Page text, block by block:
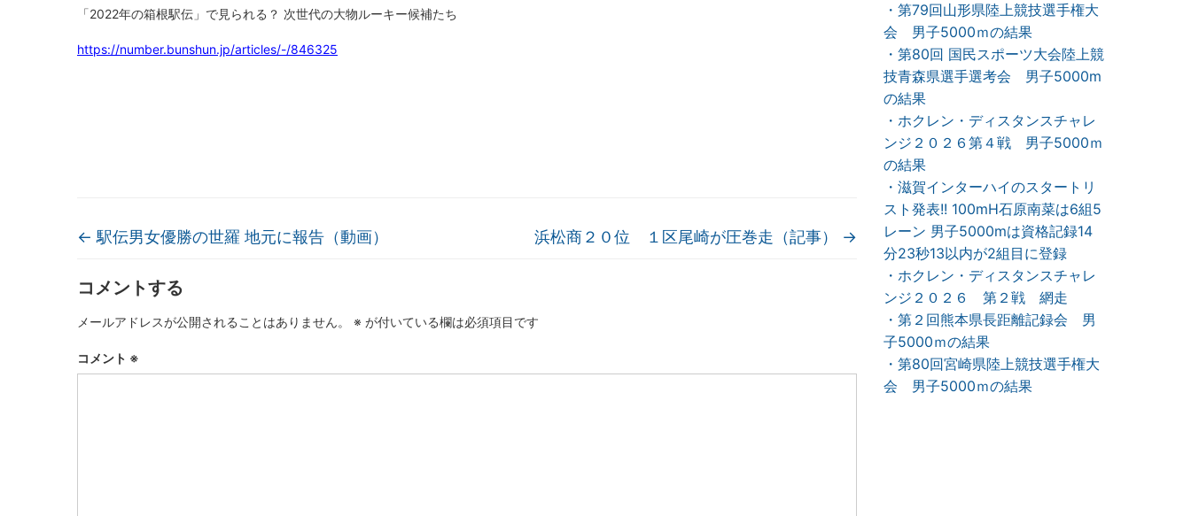
「2022年の箱根駅伝」で見られる？ 次世代の大物ルーキー候補たち
https://number.bunshun.jp/articles/-/846325
← 駅伝男女優勝の世羅 地元に報告（動画） 浜松商２０位 １区尾崎が圧巻走（記事） →
コメントする
メールアドレスが公開されることはありません。 ※ が付いている欄は必須項目です
コメント ※
・第79回山形県陸上競技選手権大
会 男子5000ｍの結果
・第80回 国民スポーツ大会陸上競
技青森県選手選考会 男子5000m
の結果
・ホクレン・ディスタンスチャレ
ンジ２０２６第４戦 男子5000ｍ
の結果
・滋賀インターハイのスタートリ
スト発表!! 100mH石原南菜は6組5
レーン 男子5000mは資格記録14
分23秒13以内が2組目に登録
・ホクレン・ディスタンスチャレ
ンジ２０２６ 第２戦 網走
・第２回熊本県長距離記録会 男
子5000ｍの結果
・第80回宮崎県陸上競技選手権大
会 男子5000ｍの結果